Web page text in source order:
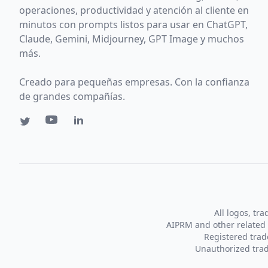
operaciones, productividad y atención al cliente en
minutos con prompts listos para usar en ChatGPT,
Claude, Gemini, Midjourney, GPT Image y muchos
más.
Creado para pequeñas empresas. Con la confianza
de grandes compañías.
All logos,
AIPRM and other
Registered
Unauthorized